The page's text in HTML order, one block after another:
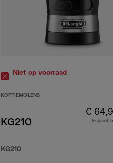
Niet op voorraad
KOFFIEMOLENS
KG210
KG210
€
Inclusief